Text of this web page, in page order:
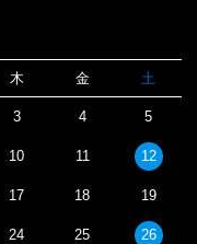
木 金 土
3 4 5
10 11 12
17 18 19
24 25 26